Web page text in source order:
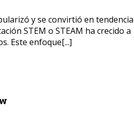
y se convirtió en tendencia
STEM o STEAM ha crecido a
Este enfoque[...]
asesores responderán
dejar tu información.